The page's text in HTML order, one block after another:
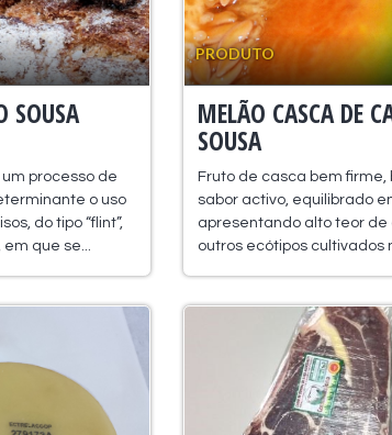
SOUSA
processo de
o uso
do tipo “flint”,
que se...
PRODUTO
MELÃO CASCA DE
SOUSA
Fruto de casca bem
sabor activo, equilibrado
apresentando alto teor
outros ecótipos cultivados